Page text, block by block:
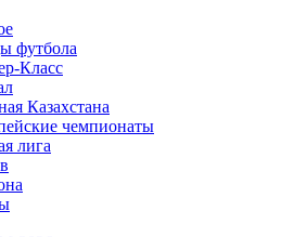
футбола
Класс
Казахстана
чемпионаты
лига